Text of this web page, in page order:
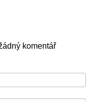
komentář